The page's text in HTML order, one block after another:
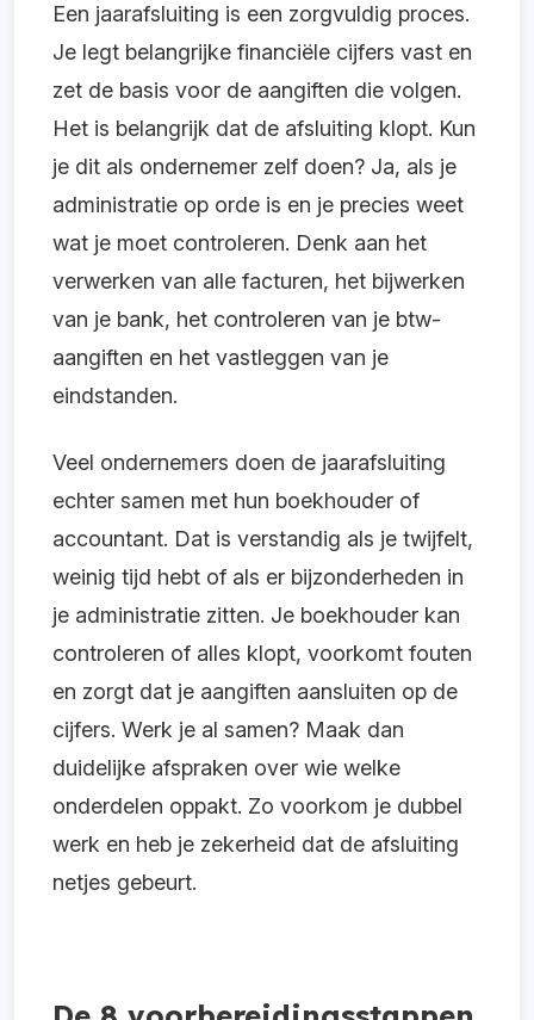
Een jaarafsluiting is een zorgvuldig proces.
Je legt belangrijke financiële cijfers vast en
zet de basis voor de aangiften die volgen.
Het is belangrijk dat de afsluiting klopt. Kun
je dit als ondernemer zelf doen? Ja, als je
administratie op orde is en je precies weet
wat je moet controleren. Denk aan het
verwerken van alle facturen, het bijwerken
van je bank, het controleren van je btw-
aangiften en het vastleggen van je
eindstanden.
Veel ondernemers doen de jaarafsluiting
echter samen met hun boekhouder of
accountant. Dat is verstandig als je twijfelt,
weinig tijd hebt of als er bijzonderheden in
je administratie zitten. Je boekhouder kan
controleren of alles klopt, voorkomt fouten
en zorgt dat je aangiften aansluiten op de
cijfers. Werk je al samen? Maak dan
duidelijke afspraken over wie welke
onderdelen oppakt. Zo voorkom je dubbel
werk en heb je zekerheid dat de afsluiting
netjes gebeurt.